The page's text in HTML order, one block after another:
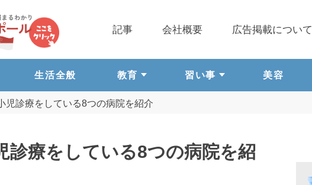
生活全般 教育 習い事 美容
記事 会社概要 広告掲載について
児診療をしている8つの病院を紹介
診療をしている8つの病院を紹